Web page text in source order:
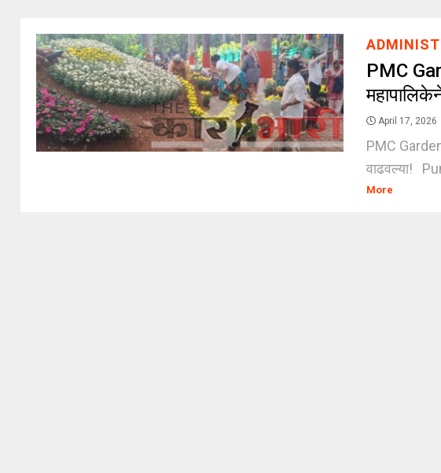
PMC
April 17, 2026
PMC
वाढवल्या!
More